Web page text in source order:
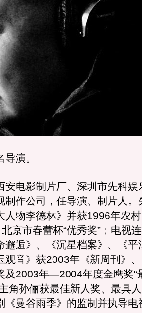
演。
电影制片厂、深圳市先科娱
制作公司，任导演、制片人。
人物李德林》并获1996年农
北京市春蕾杯“优秀奖”；电视
邂逅》、《沉星档案》、《平
观音》获2003年《新周刊》
及2003年—2004年度金鹰奖“
角孙俪获最佳新人奖、最具
《曼谷雨季》的监制并执导电